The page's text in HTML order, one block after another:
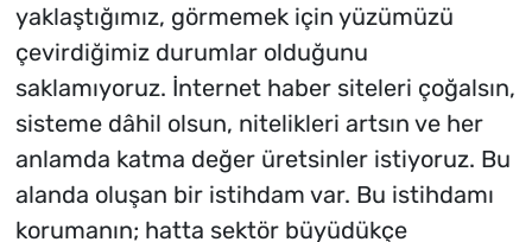
yaklaştığımız, görmemek için yüzümüzü
çevirdiğimiz durumlar olduğunu
saklamıyoruz. İnternet haber siteleri çoğalsın,
sisteme dâhil olsun, nitelikleri artsın ve her
anlamda katma değer üretsinler istiyoruz. Bu
alanda oluşan bir istihdam var. Bu istihdamı
korumanın; hatta sektör büyüdükçe